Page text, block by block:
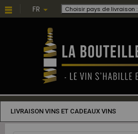
FR Choisir pays de livraison :
LIVRAISON VINS ET CADEAUX VINS